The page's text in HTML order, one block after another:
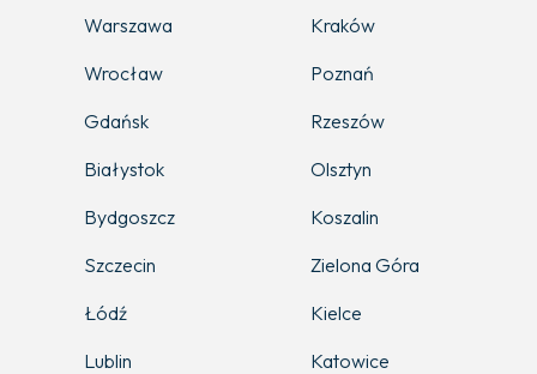
Warszawa
Kraków
Wrocław
Poznań
Gdańsk
Rzeszów
Białystok
Olsztyn
Bydgoszcz
Koszalin
Szczecin
Zielona Góra
Łódź
Kielce
Lublin
Katowice